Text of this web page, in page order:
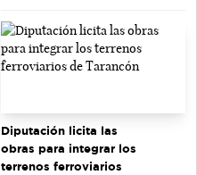
Diputación licita las
obras para integrar los
terrenos ferroviarios